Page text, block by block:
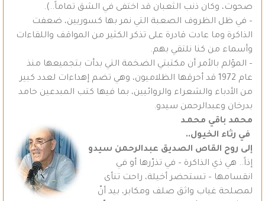
صحوت، وكان ذنب الثعبان قد اختفى في الشق تماماً..).
– في ظل الظروف الصعبة التي نمر بها كسوريين، ضعفت
الذاكرة وما عادت قادرة على تذكر الكثير من المواقف واللقاءات
وأسماء من كنا نلتقي بهم.
– المؤلم بالأمر أن مكتبتي الضخمة التي بدأت بتجميعها منذ
عام 1972 قد أحرقها الظلاميون، وهي تضم إهداءات لعدد كبير
من الأدباء والشعراء والروائيين، بما فيها كتب المبدعين حامد
بدرخان وعبدالرحمن سيدو.
محمد باقي محمـد
في رثاء الخيول..
إلى روح القاص الصديق عبدالرحمن سيدو
إذاً.. هي ذي الذاكرة – في تذرّرها أو في
انقسامها – تستحضر أخيلة، راحت تنأى
لمصلحة غياب واثق صلف ومكابر، بيد أنّ